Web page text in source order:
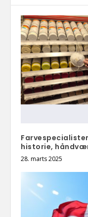
historie,
28. marts 2025